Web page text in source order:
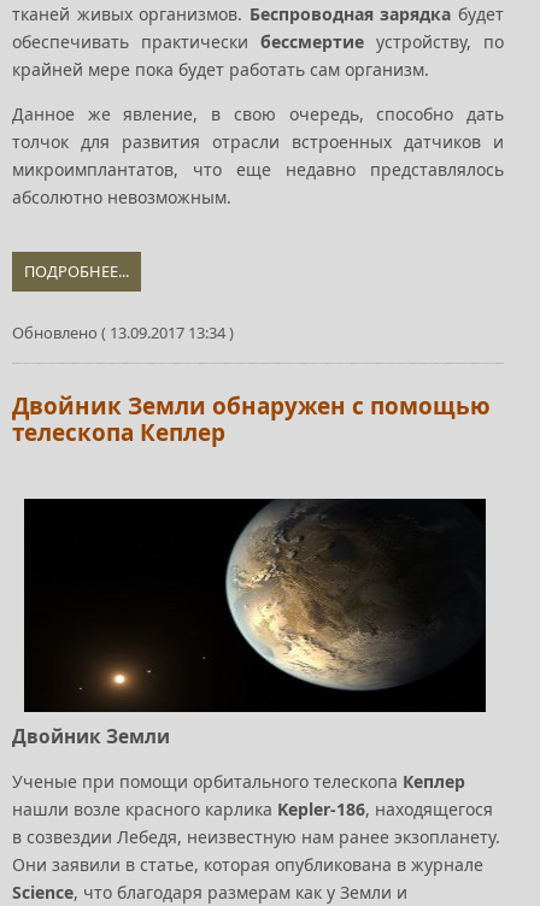
тканей живых организмов. Беспроводная зарядка будет
обеспечивать практически бессмертие устройству, по
крайней мере пока будет работать сам организм.
Данное же явление, в свою очередь, способно дать
толчок для развития отрасли встроенных датчиков и
микроимплантатов, что еще недавно представлялось
абсолютно невозможным.
ПОДРОБНЕЕ...
Обновлено ( 13.09.2017 13:34 )
Двойник Земли обнаружен с помощью
телескопа Кеплер
Двойник Земли
Ученые при помощи орбитального телескопа Кеплер
нашли возле красного карлика Kepler-186, находящегося
в созвездии Лебедя, неизвестную нам ранее экзопланету.
Они заявили в статье, которая опубликована в журнале
Science, что благодаря размерам как у Земли и